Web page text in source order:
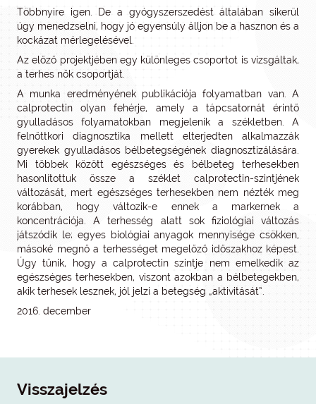
Többnyire igen. De a gyógyszerszedést általában sikerül
úgy menedzselni, hogy jó egyensúly álljon be a hasznon és a
kockázat mérlegelésével.
Az előző projektjében egy különleges csoportot is vizsgáltak,
a terhes nők csoportját.
A munka eredményének publikációja folyamatban van. A
calprotectin olyan fehérje, amely a tápcsatornát érintő
gyulladásos folyamatokban megjelenik a székletben. A
felnőttkori diagnosztika mellett elterjedten alkalmazzák
gyerekek gyulladásos bélbetegségének diagnosztizálására.
Mi többek között egészséges és bélbeteg terhesekben
hasonlítottuk össze a széklet calprotectin-szintjének
változását, mert egészséges terhesekben nem nézték meg
korábban, hogy változik-e ennek a markernek a
koncentrációja. A terhesség alatt sok fiziológiai változás
játszódik le; egyes biológiai anyagok mennyisége csökken,
másoké megnő a terhességet megelőző időszakhoz képest.
Úgy tűnik, hogy a calprotectin szintje nem emelkedik az
egészséges terhesekben, viszont azokban a bélbetegekben,
akik terhesek lesznek, jól jelzi a betegség „aktivitását”.
2016. december
Visszajelzés